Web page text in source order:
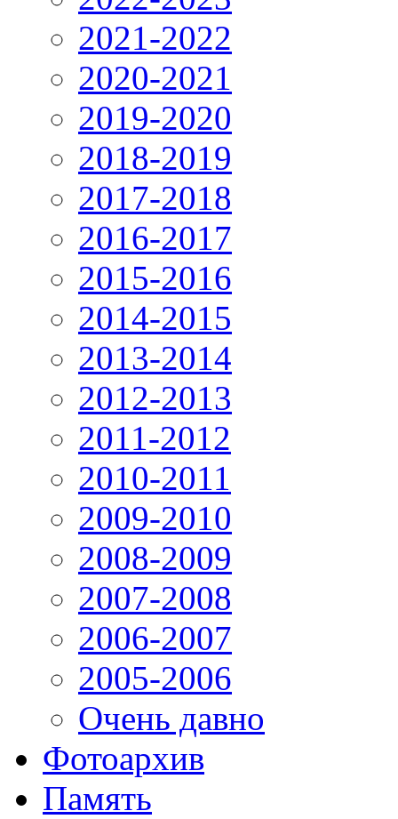
2021-2022
2020-2021
2019-2020
2018-2019
2017-2018
2016-2017
2015-2016
2014-2015
2013-2014
2012-2013
2011-2012
2010-2011
2009-2010
2008-2009
2007-2008
2006-2007
2005-2006
Очень давно
Фотоархив
Память